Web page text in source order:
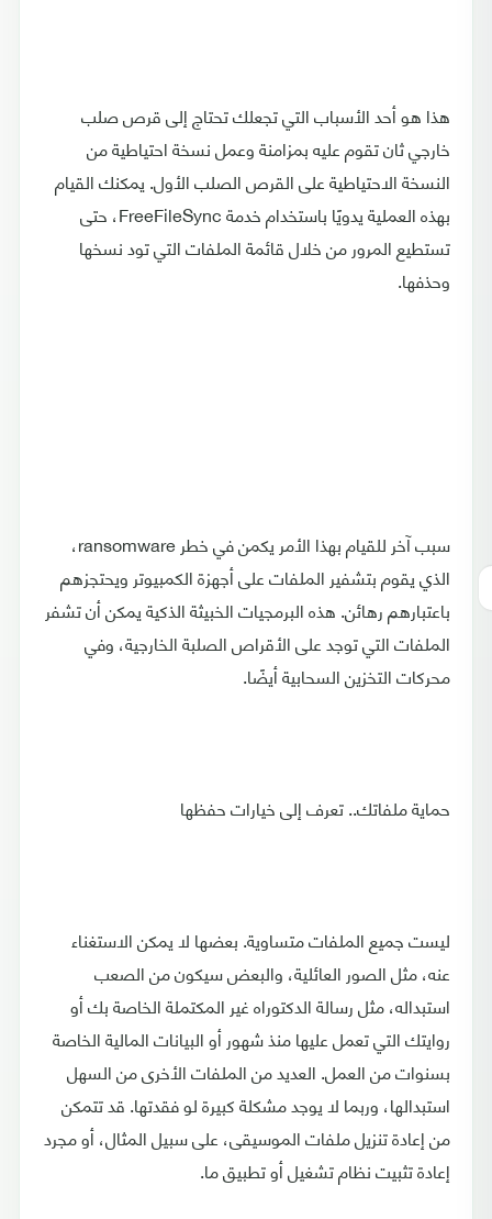
هذا هو أحد الأسباب التي تجعلك تحتاج إلى قرص صلب
خارجي ثان تقوم عليه بمزامنة وعمل نسخة احتياطية من
النسخة الاحتياطية على القرص الصلب الأول. يمكنك القيام
بهذه العملية يدويًا باستخدام خدمة FreeFileSync، حتى
تستطيع المرور من خلال قائمة الملفات التي تود نسخها
وحذفها.
سبب آخر للقيام بهذا الأمر يكمن في خطر ransomware،
الذي يقوم بتشفير الملفات على أجهزة الكمبيوتر ويحتجزهم
باعتبارهم رهائن. هذه البرمجيات الخبيثة الذكية يمكن أن تشفر
الملفات التي توجد على الأقراص الصلبة الخارجية، وفي
محركات التخزين السحابية أيضًا.
حماية ملفاتك.. تعرف إلى خيارات حفظها
ليست جميع الملفات متساوية. بعضها لا يمكن الاستغناء
عنه، مثل الصور العائلية، والبعض سيكون من الصعب
استبداله، مثل رسالة الدكتوراه غير المكتملة الخاصة بك أو
روايتك التي تعمل عليها منذ شهور أو البيانات المالية الخاصة
بسنوات من العمل. العديد من الملفات الأخرى من السهل
استبدالها، وربما لا يوجد مشكلة كبيرة لو فقدتها. قد تتمكن
من إعادة تنزيل ملفات الموسيقى، على سبيل المثال، أو مجرد
إعادة تثبيت نظام تشغيل أو تطبيق ما.